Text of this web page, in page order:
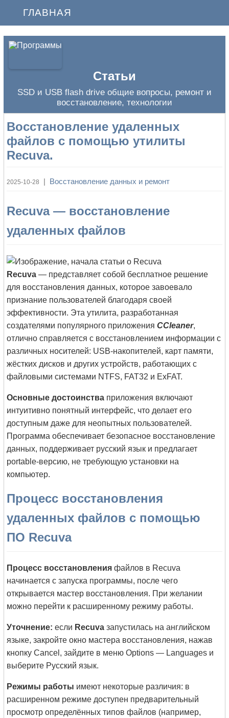
ГЛАВНАЯ
Статьи
SSD и USB flash drive общие вопросы, ремонт и
восстановление, технологии
Восстановление удаленных
файлов с помощью утилиты
Recuva.
2025-10-28 | Восстановление данных и ремонт
Recuva — восстановление
удаленных файлов
Recuva — представляет собой бесплатное решение
для восстановления данных, которое завоевало
признание пользователей благодаря своей
эффективности. Эта утилита, разработанная
создателями популярного приложенияCCleaner,
отлично справляется с восстановлением информации с
различных носителей: USB-накопителей, карт памяти,
жёстких дисков и других устройств, работающих с
файловыми системами NTFS, FAT32 и ExFAT.
Основные достоинства приложения включают
интуитивно понятный интерфейс, что делает его
доступным даже для неопытных пользователей.
Программа обеспечивает безопасное восстановление
данных, поддерживает русский язык и предлагает
portable-версию, не требующую установки на
компьютер.
Процесс восстановления
удаленных файлов с помощью
ПО Recuva
Процесс восстановленияфайлов в Recuva
начинается с запуска программы, после чего
открывается мастер восстановления. При желании
можно перейти к расширенному режиму работы.
Уточнение: если Recuva запустилась на английском
языке, закройте окно мастера восстановления, нажав
кнопку Cancel, зайдите в меню Options — Languages и
выберите Русский язык.
Режимы работы имеют некоторые различия: в
расширенном режиме доступен предварительный
просмотр определённых типов файлов (например,